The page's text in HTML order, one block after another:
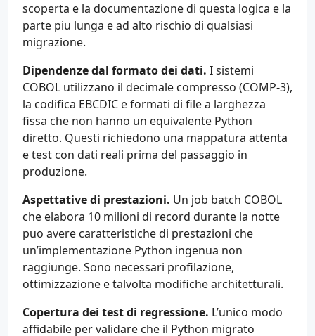
scoperta e la documentazione di questa logica e la
parte piu lunga e ad alto rischio di qualsiasi
migrazione.
Dipendenze dal formato dei dati. I sistemi
COBOL utilizzano il decimale compresso (COMP-3),
la codifica EBCDIC e formati di file a larghezza
fissa che non hanno un equivalente Python
diretto. Questi richiedono una mappatura attenta
e test con dati reali prima del passaggio in
produzione.
Aspettative di prestazioni. Un job batch COBOL
che elabora 10 milioni di record durante la notte
puo avere caratteristiche di prestazioni che
un’implementazione Python ingenua non
raggiunge. Sono necessari profilazione,
ottimizzazione e talvolta modifiche architetturali.
Copertura dei test di regressione. L’unico modo
affidabile per validare che il Python migrato